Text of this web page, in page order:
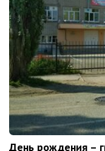
День рождения –